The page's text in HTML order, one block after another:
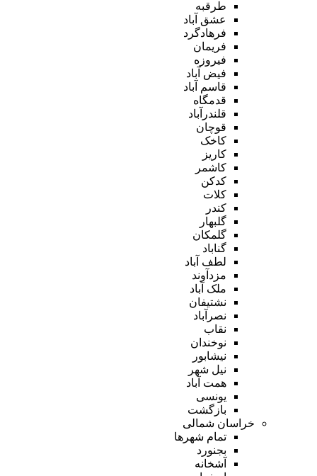
طرقبه
عشق آباد
فرهادگرد
فریمان
فیروزه
فیض آباد
قاسم آباد
قدمگاه
قلندرآباد
قوچان
کاخک
کاریز
کاشمر
کدکن
کلات
کندر
گلبهار
گلمکان
گناباد
لطف آباد
مزدآوند
ملک آباد
نشتیفان
نصرآباد
نقاب
نوخندان
نیشابور
نیل شهر
همت آباد
یونسی
بازگشت
خراسان شمالی
تمام شهر‌ها
بجنورد
آشخانه